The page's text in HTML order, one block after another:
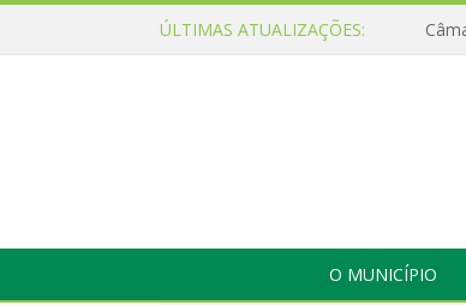
ÚLTIMAS ATUALIZAÇÕES:
O MUNICÍPIO